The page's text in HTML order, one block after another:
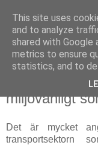
Staffan
Oct 1, 2008
Motion: Det
miljövänligt
Det är mycket
transportsektorn
This site uses
and to analyze
shared with Google
metrics to ensure
statistics, and to